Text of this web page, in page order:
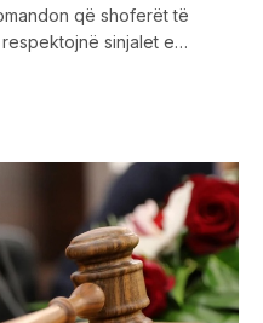
që shoferët të
sinjalet e…